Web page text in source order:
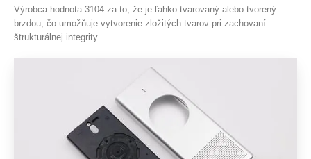
Výrobca hodnota 3104 za to, že je ľahko tvarovaný alebo tvorený
brzdou, čo umožňuje vytvorenie zložitých tvarov pri zachovaní
štrukturálnej integrity.